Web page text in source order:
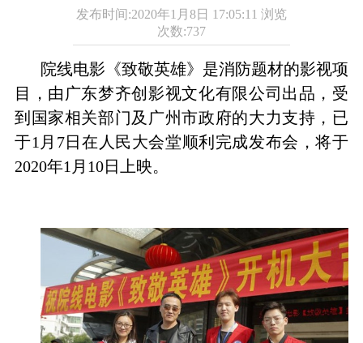
发布时间:2020年1月8日 17:05:11 浏览
次数:737
院线电影《致敬英雄》是消防题材的影视项
目，由广东梦齐创影视文化有限公司出品，受
到国家相关部门及广州市政府的大力支持，已
于1 月 7日在人民大会堂顺利完成发布会，将于
2020年1 月 10日上映。